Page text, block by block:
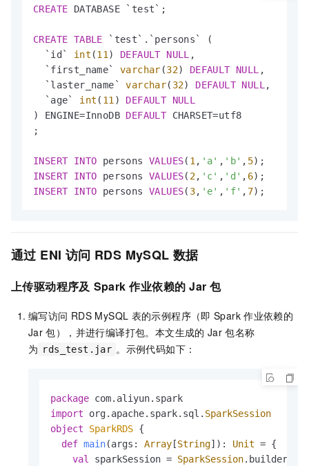
CREATE DATABASE `test`;
CREATE TABLE `test`.`persons` (
  `id`
int (11) DEFAULT NULL ,
  `first_name`
varchar (32) DEFAULT NULL ,
  `laster_name`
varchar( 32) DEFAULT NULL,
  `age`
int ( 11) DEFAULT
NULL
) ENGINE=InnoDB DEFAULT CHARSET=utf8
;
INSERT INTO persons VALUES( 1, 'a' , 'b' , 5
INSERT INTO persons VALUES( 2, 'c' , 'd' , 6
INSERT INTO persons VALUES( 3, 'e' , 'f' , 7);
通过 ENI 访问 RDS MySQL 数据
上传驱动程序及 Spark 作业依赖的 Jar 包
编写访问 RDS MySQL 表的示例程序（即 Spark 作业依赖的
Jar 包），并进行编译打包。本文生成的 Jar 包名称
为 rds_test.jar 。示例代码如下：
package
import org.apache.spark.sql. SparkSession
object
SparkRDS {
def main(args: Array [String]): Unit = {
val
sparkSession = SparkSession.builder()